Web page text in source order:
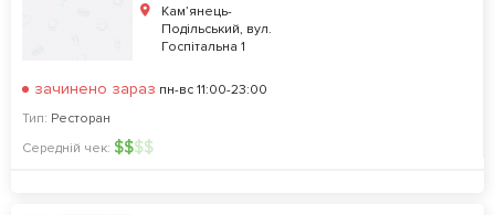
Кам’янець-
Подільський, вул.
Госпітальна 1
зачинено зараз пн-вс 11:00-23:00
Тип: Ресторан
Середній чек: $$$$